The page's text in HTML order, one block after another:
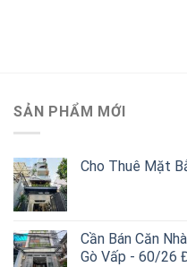
SẢN PHẨM MỚI
Cho Thuê Mặt
Cần Bán Căn
Gò Vấp - 60/26